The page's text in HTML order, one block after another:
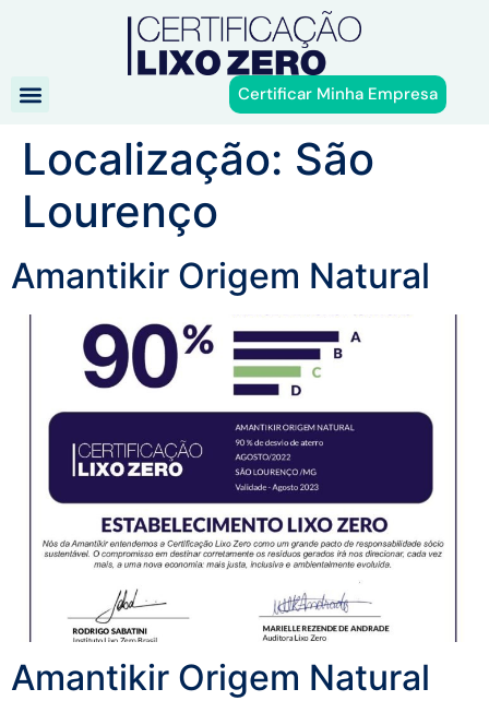
Certificar Minha Empresa
Localização: São
Lourenço
Amantikir Origem Natural
Amantikir Origem Natural